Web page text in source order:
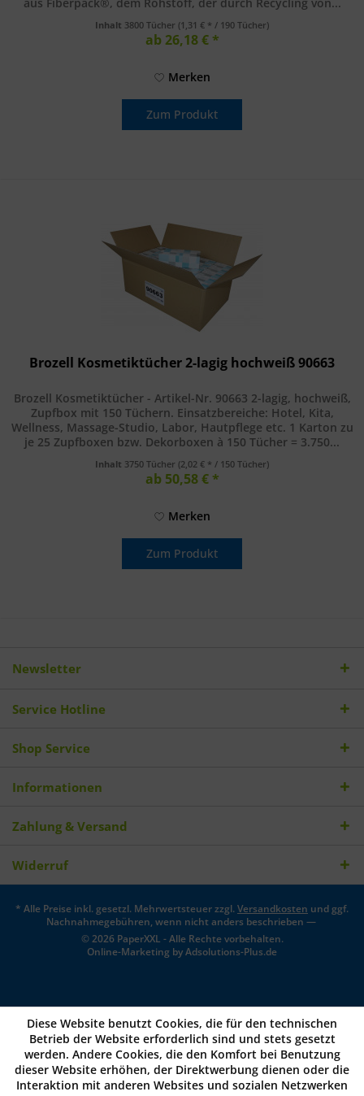
Inhalt 3800 Tücher (1,31 € * / 190 Tücher)
ab 26,18 € *
Merken
Zum Produkt
Brozell Kosmetiktücher 2-lagig hochweiß 90663
Brozell Kosmetiktücher - Artikel-Nr. 90663 2-lagig, hochweiß,
Zupfbox mit 150 Tüchern. Einsatzbereiche: Hotel, Kita,
Wellness, Massage-Studio, Labor, Hautpflege etc. 1 Karton zu
je 25 Zupfboxen bzw. Dekorboxen à 150 Tücher = 3.750...
Inhalt 3750 Tücher (2,02 € * / 150 Tücher)
ab 50,58 € *
Merken
Zum Produkt
Newsletter
Service Hotline
Shop Service
Informationen
Zahlung & Versand
Widerruf
* Alle Preise inkl. gesetzl. Mehrwertsteuer zzgl.Versandkosten und ggf.
Nachnahmegebühren, wenn nicht anders beschrieben —
© 2026 PaperXXL - Alle Rechte vorbehalten.
Online-Marketing byAdsolutions-Plus.de
Diese Website benutzt Cookies, die für den technischen
Betrieb der Website erforderlich sind und stets gesetzt
werden. Andere Cookies, die den Komfort bei Benutzung
dieser Website erhöhen, der Direktwerbung dienen oder die
Interaktion mit anderen Websites und sozialen Netzwerken